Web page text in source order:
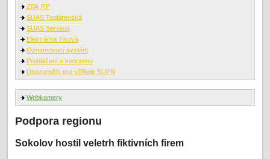
ZPA-RP
SUAS Teplárenská
SUAS Servisni
Elektrárna Tisová
Oznamovací systém
Prohlášení o koncernu
Upozornění pro věřitele SUPN
Webkamery
Podpora regionu
Sokolov hostil veletrh fiktivních firem